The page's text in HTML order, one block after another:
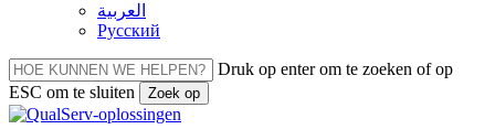
العربية‏
Русский
Druk op enter om te zoeken of op
ESC om te sluiten
Zoek op
Sluiten